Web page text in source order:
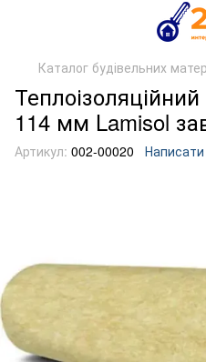
Каталог будівельних
114 мм Lamisol
Артикул: 002-00020 Написати